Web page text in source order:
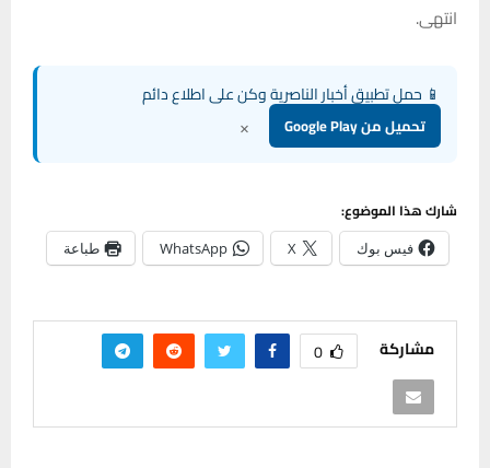
انتهى.
📱 حمل تطبيق أخبار الناصرية وكن على اطلاع دائم
تحميل من Google Play ×
شارك هذا الموضوع:
فيس بوك X
WhatsApp طباعة
مشاركة 0